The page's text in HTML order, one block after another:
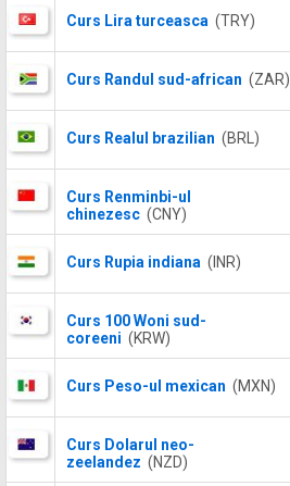
Curs Lira turceasca (TRY)
Curs Randul sud-african (ZAR)
Curs Realul brazilian (BRL)
Curs Renminbi-ul
chinezesc (CNY)
Curs Rupia indiana (INR)
Curs 100 Woni sud-
coreeni (KRW)
Curs Peso-ul mexican (MXN)
Curs Dolarul neo-
zeelandez (NZD)